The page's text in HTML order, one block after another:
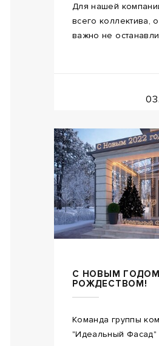
Для нашей
всего коллектива,
важно не
С НОВЫМ
РОЖДЕСТВОМ!
Команда группы
"Идеальный Фасад"